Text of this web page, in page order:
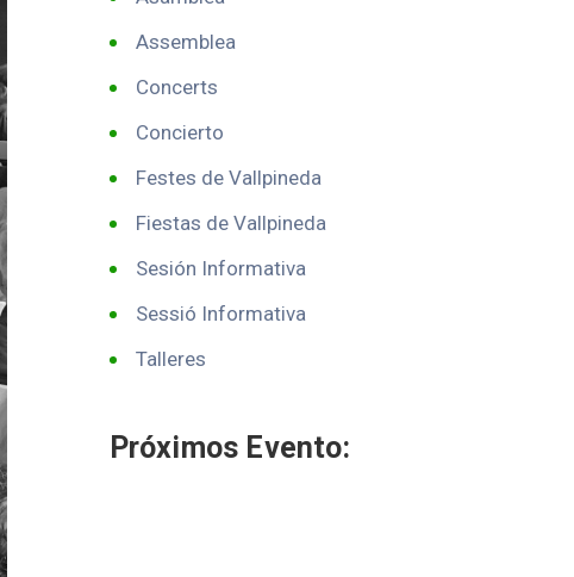
Assemblea
Concerts
Concierto
Festes de Vallpineda
Fiestas de Vallpineda
Sesión Informativa
Sessió Informativa
Talleres
Próximos Evento: